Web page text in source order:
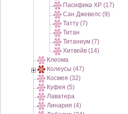
Пасифика XP (17)
Сан Джевелс (9)
Татту (7)
Титан
Титаниум (7)
Хитвейв (14)
Клеома
Колеусы (47)
Космея (32)
Куфея (5)
Лаватера
Линария (4)